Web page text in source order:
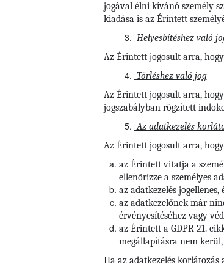
jogával élni kívánó személy
kiadása is az Érintett
Helyesbítéshez való
Az Érintett jogosult arra,
Törléshez való jog
Az Érintett jogosult arra,
jogszabályban rögzített
Az adatkezelés
Az Érintett jogosult arra,
az Érintett vitatja a
ellenőrizze a személyes
az adatkezelés
az adatkezelőnek már
érvényesítéséhez vagy
az Érintett a GDPR 21.
megállapításra nem
Ha az adatkezelés